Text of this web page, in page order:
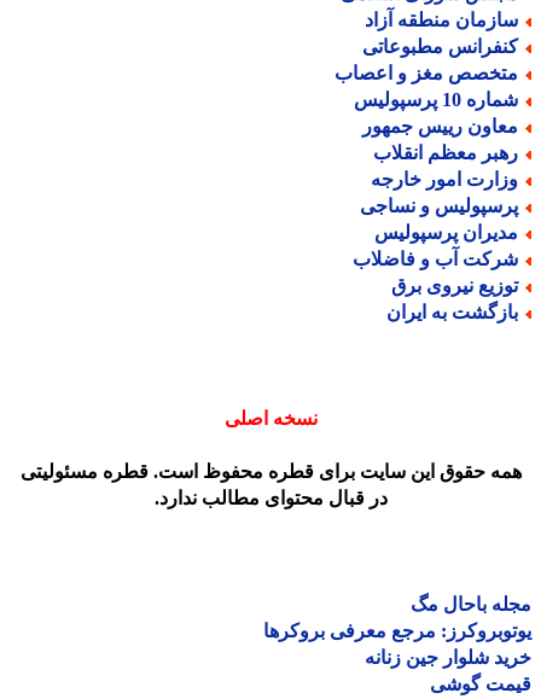
منطقه آزاد
مطبوعاتی
مغز و اعصاب
10 پرسپولیس
رییس جمهور
معظم انقلاب
امور خارجه
و نساجی
پرسپولیس
آب و فاضلاب
نیروی برق
به ایران
نسخه اصلی
حقوق این سایت برای قطره محفوظ است. قطره مسئولیتی
در قبال محتوای مطالب ندارد.
باحال مگ
مرجع معرفی بروکرها
شلوار جین زنانه
گوشی